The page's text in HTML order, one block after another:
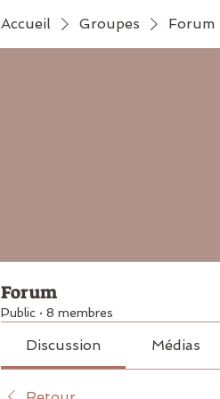
Accueil Groupes Forum
Forum
Public · 8 membres
Discussion Médias